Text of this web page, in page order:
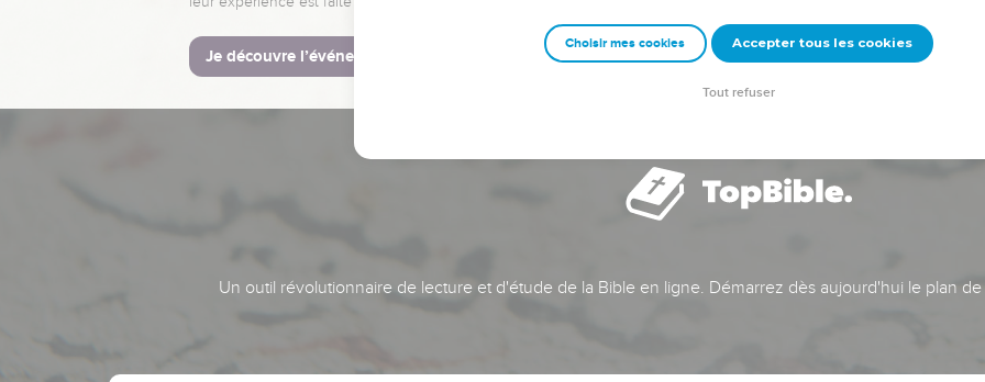
Je découvre l’événement
Un outil révolutionnaire de lecture et d'étude de la Bible en ligne. Démarrez dès aujourd'hui le plan
Choisir mes cookies Accepter tous les cookies
Tout refuser